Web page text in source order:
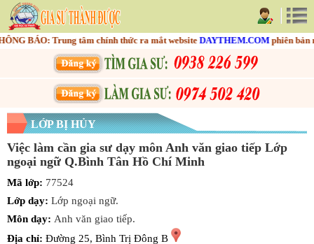
BÁO: Trung tâm chính thức ra mắt websiteDAYTHEM.COMphiên bản
LỚP BỊ HỦY
Việc làm cần gia sư dạy môn Anh văn giao tiếp Lớp
ngoại ngữ Q.Bình Tân Hồ Chí Minh
Mã lớp: 77524
Lớp dạy: Lớp ngoại ngữ.
Môn dạy: Anh văn giao tiếp.
Địa chỉ: Đường 25, Bình Trị Đông B